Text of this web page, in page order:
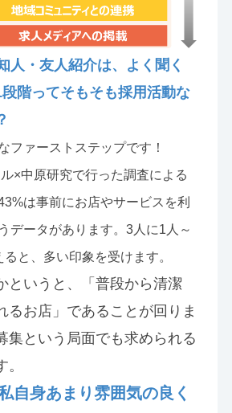
人・友人紹介は、よく聞く
階ってそもそも採用活動な
ファーストステップです！
×中原研究で行った調査による
は事前にお店やサービスを利
データがあります。3人に1人～
と、多い印象を受けます。
というと、「普段から清潔
るお店」であることが回りま
集という局面でも求められる
自身あまり雰囲気の良く